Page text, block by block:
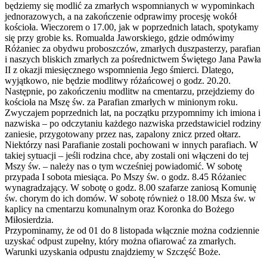
będziemy się modlić za zmarłych wspomnianych w wypominkach
jednorazowych, a na zakończenie odprawimy procesję wokół
kościoła. Wieczorem o 17.00, jak w poprzednich latach, spotykamy
się przy grobie ks. Romualda Jaworskiego, gdzie odmówimy
Różaniec za obydwu proboszczów, zmarłych duszpasterzy, parafian
i naszych bliskich zmarłych za pośrednictwem Świętego Jana Pawła
II z okazji miesięcznego wspomnienia Jego śmierci. Dlatego,
wyjątkowo, nie będzie modlitwy różańcowej o godz. 20.20.
Następnie, po zakończeniu modlitw na cmentarzu, przejdziemy do
kościoła na Mszę św. za Parafian zmarłych w minionym roku.
Zwyczajem poprzednich lat, na początku przypomnimy ich imiona i
nazwiska – po odczytaniu każdego nazwiska przedstawiciel rodziny
zaniesie, przygotowany przez nas, zapalony znicz przed ołtarz.
Niektórzy nasi Parafianie zostali pochowani w innych parafiach. W
takiej sytuacji – jeśli rodzina chce, aby zostali oni włączeni do tej
Mszy św. – należy nas o tym wcześniej powiadomić. W sobotę
przypada I sobota miesiąca. Po Mszy św. o godz. 8.45 Różaniec
wynagradzający. W sobotę o godz. 8.00 szafarze zaniosą Komunię
św. chorym do ich domów. W sobotę również o 18.00 Msza św. w
kaplicy na cmentarzu komunalnym oraz Koronka do Bożego
Miłosierdzia.
Przypominamy, że od 01 do 8 listopada włącznie można codziennie
uzyskać odpust zupełny, który można ofiarować za zmarłych.
Warunki uzyskania odpustu znajdziemy w Szczęść Boże.